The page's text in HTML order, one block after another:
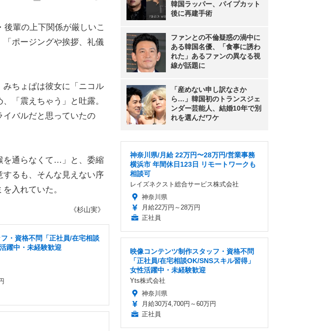
輩の上下関係が厳しいこ
ポージングや挨拶、礼儀
ちょぱは彼女に「ニコル
「震えちゃう」と吐露。
イバルだと思っていたの
を通らなくて…」と、委縮
るも、そんな見えない序
入れていた。
《杉山実》
・資格不問「正社員/在宅相談
躍中・未経験歓迎
韓国ラッパー、パイプカット
後に再建手術
ファンとの不倫疑惑の渦中に
ある韓国名優、「食事に誘わ
れた」あるファンの異なる視
線が話題に
「産めない申し訳なさか
ら…」韓国初のトランスジェ
ンダー芸能人、結婚10年で別
れを選んだワケ
神奈川県/月給 22万円〜28万円/営業事務
横浜市 年間休日123日 リモートワークも
相談可
レイズネクスト総合サービス株式会社
神奈川県
月給22万円～28万円
正社員
映像コンテンツ制作スタッフ・資格不問
「正社員/在宅相談OK/SNSスキル習得」
女性活躍中・未経験歓迎
Yts株式会社
神奈川県
月給30万4,700円～60万円
正社員